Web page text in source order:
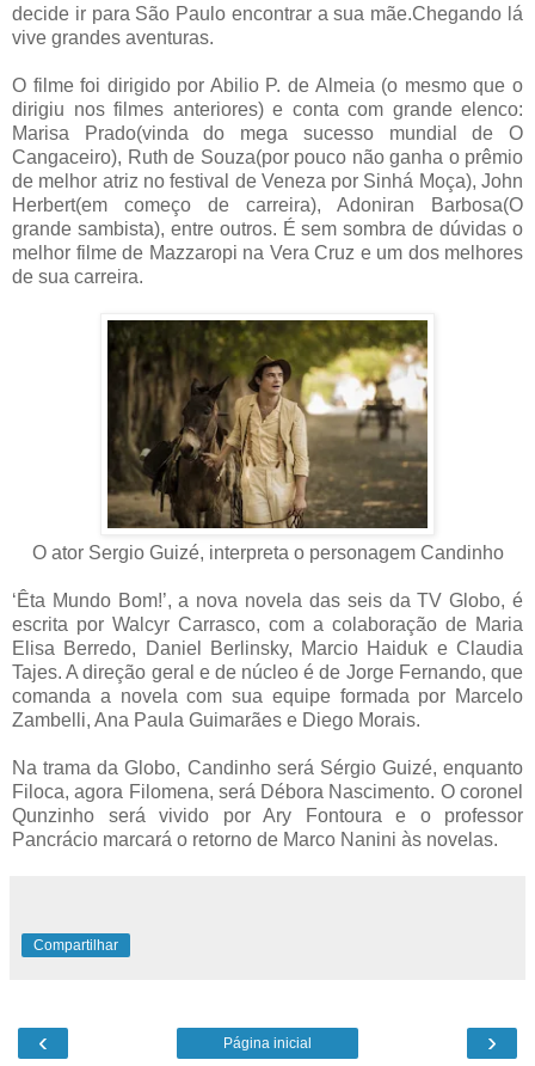
decide ir para São Paulo encontrar a sua mãe.Chegando lá
vive grandes aventuras.
O filme foi dirigido por Abilio P. de Almeia (o mesmo que o
dirigiu nos filmes anteriores) e conta com grande elenco:
Marisa Prado(vinda do mega sucesso mundial de O
Cangaceiro), Ruth de Souza(por pouco não ganha o prêmio
de melhor atriz no festival de Veneza por Sinhá Moça), John
Herbert(em começo de carreira), Adoniran Barbosa(O
grande sambista), entre outros. É sem sombra de dúvidas o
melhor filme de Mazzaropi na Vera Cruz e um dos melhores
de sua carreira.
O ator Sergio Guizé, interpreta o personagem Candinho
‘Êta Mundo Bom!’, a nova novela das seis da TV Globo, é
escrita por Walcyr Carrasco, com a colaboração de Maria
Elisa Berredo, Daniel Berlinsky, Marcio Haiduk e Claudia
Tajes. A direção geral e de núcleo é de Jorge Fernando, que
comanda a novela com sua equipe formada por Marcelo
Zambelli, Ana Paula Guimarães e Diego Morais.
Na trama da Globo, Candinho será Sérgio Guizé, enquanto
Filoca, agora Filomena, será Débora Nascimento. O coronel
Qunzinho será vivido por Ary Fontoura e o professor
Pancrácio marcará o retorno de Marco Nanini às novelas.
Compartilhar
‹ ›
Página inicial